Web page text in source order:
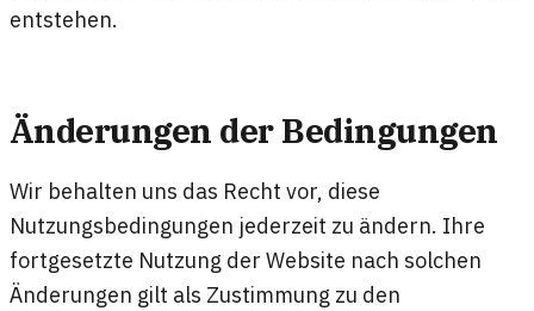
entstehen.
Änderungen der Bedingungen
Wir behalten uns das Recht vor, diese
Nutzungsbedingungen jederzeit zu ändern. Ihre
fortgesetzte Nutzung der Website nach solchen
Änderungen gilt als Zustimmung zu den